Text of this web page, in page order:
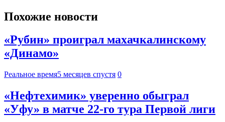
Похожие новости
«Рубин» проиграл махачкалинскому
«Динамо»
Реальное время5 месяцев спустя 0
«Нефтехимик» уверенно обыграл
«Уфу» в матче 22-го тура Первой лиги